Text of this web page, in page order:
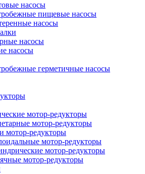
насосы
пищевые насосы
насосы
насосы
насосы
герметичные насосы
мотор-редукторы
мотор-редукторы
мотор-редукторы
мотор-редукторы
мотор-редукторы
мотор-редукторы